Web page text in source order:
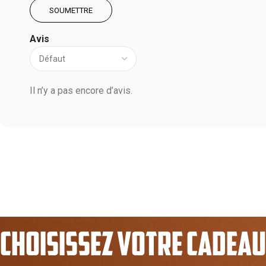
Avis
Il n’y a pas encore d’avis.
CHOISISSEZ VOTRE